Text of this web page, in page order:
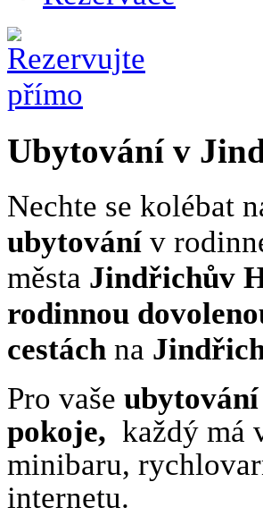
Ubytování v
Nechte se kolébat
ubytovánív
města Jindřichův
rodinnou
cestách na
Pro vaše ubytování
pokoje, každý má
minibaru,
internetu.